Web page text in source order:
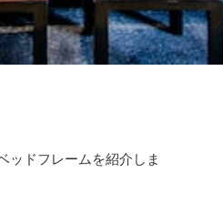
ッドフレームを紹介しま